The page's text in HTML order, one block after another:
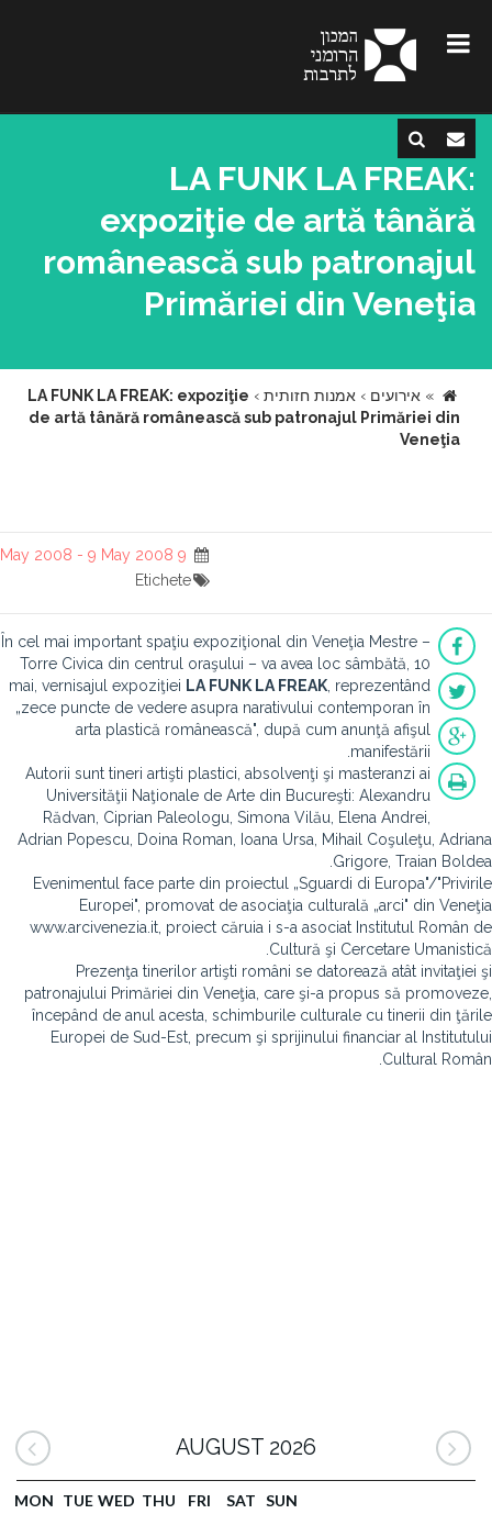
LA FUNK LA FREAK:
expoziţie de artă tânără
românească sub patronajul
Primăriei din Veneţia
» אירועים › אמנות חזותית ›
LA FUNK LA FREAK: expoziţie
de artă tânără românească sub patronajul Primăriei din
Veneţia
Etichete
În cel mai important spaţiu expoziţional din Veneţia Mestre –
Torre Civica din centrul oraşului – va avea loc sâmbătă, 10
mai, vernisajul expoziţiei LA FUNK LA FREAK , reprezentând
„zece puncte de vedere asupra narativului contemporan în
arta plastică românească", după cum anunţă afişul
manifestării.
Autorii sunt tineri artişti plastici, absolvenţi şi masteranzi ai
Universităţii Naţionale de Arte din Bucureşti: Alexandru
Rădvan, Ciprian Paleologu, Simona Vilău, Elena Andrei,
Adrian Popescu, Doina Roman, Ioana Ursa, Mihail Coşuleţu, Adriana
Grigore, Traian Boldea.
Evenimentul face parte din proiectul „Sguardi di Europa"/"Privirile
Europei", promovat de asociaţia culturală „arci" din Veneţia
www.arcivenezia.it, proiect căruia i s-a asociat Institutul Român de
Cultură şi Cercetare Umanistică.
Prezenţa tinerilor artişti români se datorează atât invitaţiei şi
patronajului Primăriei din Veneţia, care şi-a propus să promoveze,
începând de anul acesta, schimburile culturale cu tinerii din ţările
Europei de Sud-Est, precum şi sprijinului financiar al Institutului
Cultural Român.
AUGUST 2026
MON TUE WED THU FRI SAT SUN